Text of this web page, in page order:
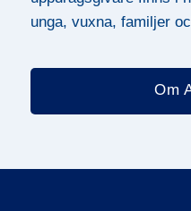
unga, vuxna, familjer
Om